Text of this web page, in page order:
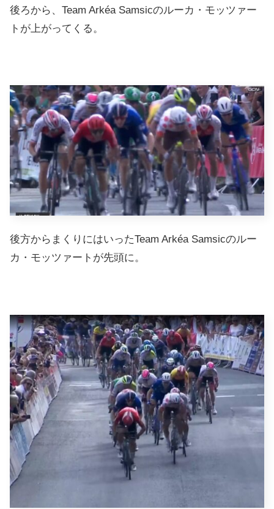
後ろから、Team Arkéa Samsicのルーカ・モッツァー
トが上がってくる。
後方からまくりにはいったTeam Arkéa Samsicのルー
カ・モッツァートが先頭に。